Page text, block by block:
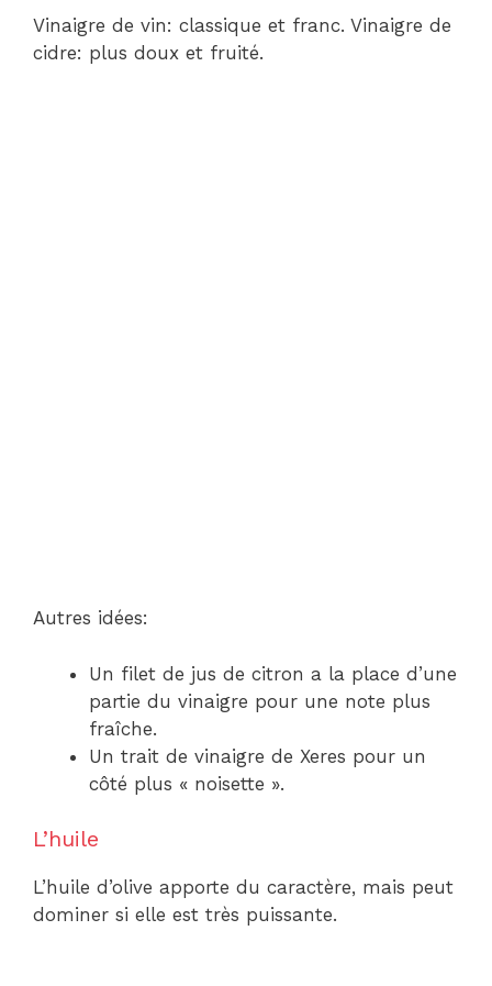
Vinaigre de vin: classique et franc. Vinaigre de
cidre: plus doux et fruité.
Autres idées:
Un filet de jus de citron a la place d’une
partie du vinaigre pour une note plus
fraîche.
Un trait de vinaigre de Xeres pour un
côté plus « noisette ».
L’huile
L’huile d’olive apporte du caractère, mais peut
dominer si elle est très puissante.